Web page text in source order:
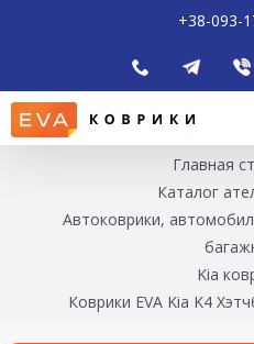
+38-093-
Главная
Каталог
Автоковрики,
Kia
Коврики EVA Kia K4